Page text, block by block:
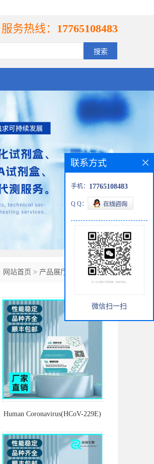
服务热线： 17765108483
网站首页 > 产品展厅 PCR试剂盒
Human Coronavirus(HCoV-229E)
量RT-PCR试剂盒
联系方式
手机： 17765108483
Q Q：
微信扫一扫